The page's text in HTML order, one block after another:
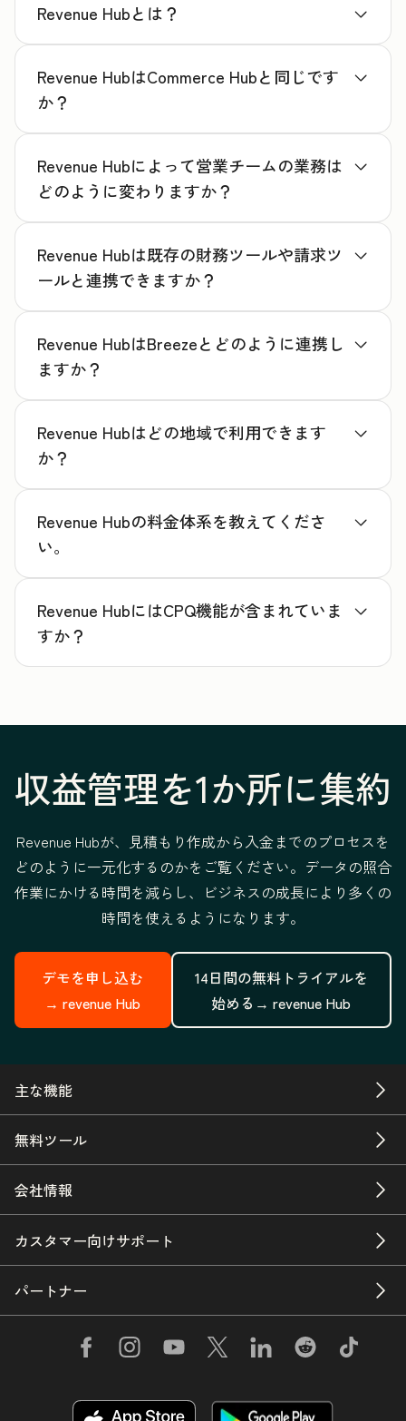
Revenue Hubとは？
Revenue HubはCommerce Hubと同じです
か？
Revenue Hubによって営業チームの業務は
どのように変わりますか？
Revenue Hubは既存の財務ツールや請求ツ
ールと連携できますか？
Revenue HubはBreezeとどのように連携し
ますか？
Revenue Hubはどの地域で利用できます
か？
Revenue Hubの料金体系を教えてくださ
い。
Revenue HubにはCPQ機能が含まれていま
すか？
収益管理を1か所に集約
Revenue Hubが、見積もり作成から入金までのプロセスを
どのように一元化するのかをご覧ください。データの照合
作業にかける時間を減らし、ビジネスの成長により多くの
時間を使えるようになります。
デモを申し込む
→revenue Hub
14日間の無料トライアルを
始める→revenue Hub
主な機能
無料ツール
会社情報
カスタマー向けサポート
パートナー